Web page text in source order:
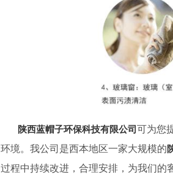
陕西蓝帽子环保科技有限公司可为您
环境。我公司是西本地区一家大规模的
过程中持续改进，合理安排，为我们的